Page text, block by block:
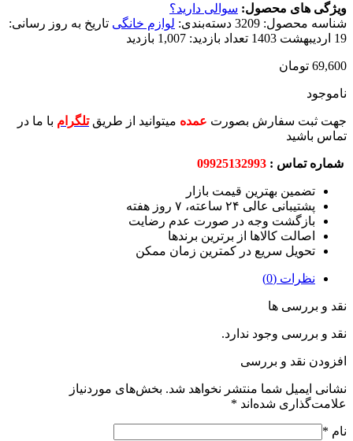
محصول: سوالی دارید؟
3209 دسته‌بندی:لوازم خانگی تاریخ به روز رسانی:
تعداد بازدید: 1,007 بازدید
بصورت عمدهمیتوانید از طریق تلگرام با ما در
:
09925132993
بهترین قیمت بازار
۲۴ ساعته، ۷ روز هفته
وجه در صورت عدم رضایت
کالاها از برترین برندها
سریع در کمترین زمان ممکن
ها
وجود ندارد.
و بررسی
شما منتشر نخواهد شد. بخش‌های موردنیاز
شده‌اند*